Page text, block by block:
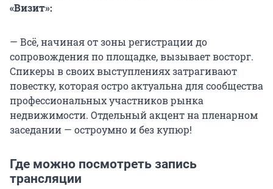
«Визит»:
— Всё, начиная от зоны регистрации до
сопровождения по площадке, вызывает восторг.
Спикеры в своих выступлениях затрагивают
повестку, которая остро актуальна для сообщества
профессиональных участников рынка
недвижимости. Отдельный акцент на пленарном
заседании — остроумно и без купюр!
Где можно посмотреть запись
трансляции